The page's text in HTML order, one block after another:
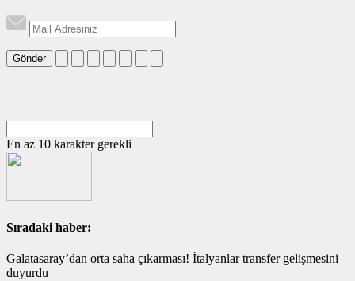
Gönder
En az 10 karakter gerekli
Sıradaki haber:
Galatasaray’dan orta saha çıkarması! İtalyanlar transfer gelişmesini
duyurdu